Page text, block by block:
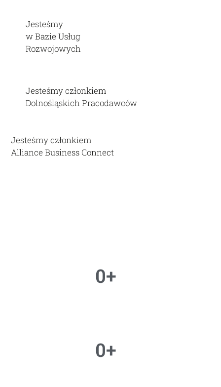
Jesteśmy
w Bazie Usług
Rozwojowych
Jesteśmy członkiem
Dolnośląskich Pracodawców
Jesteśmy członkiem
Alliance Business Connect
0+
0+